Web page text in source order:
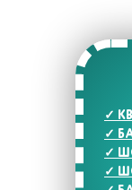
✓
✓
✓
✓